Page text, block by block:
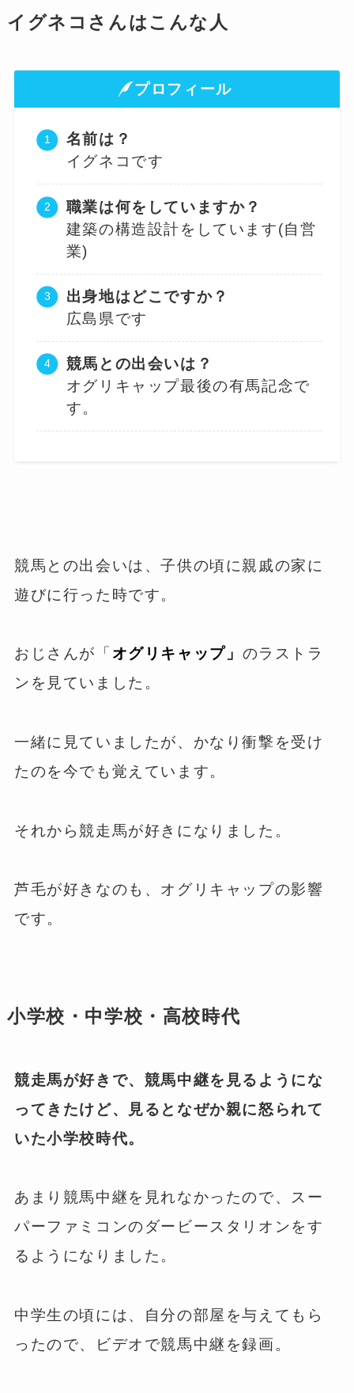
イグネコさんはこんな人
プロフィール
名前は？
イグネコです
職業は何をしていますか？
建築の構造設計をしています(自営
業)
出身地はどこですか？
広島県です
競馬との出会いは？
オグリキャップ最後の有馬記念で
す。
競馬との出会いは、子供の頃に親戚の家に
遊びに行った時です。
おじさんが「 オグリキャップ」 のラストラ
ンを見ていました。
一緒に見ていましたが、かなり衝撃を受け
たのを今でも覚えています。
それから競走馬が好きになりました。
芦毛が好きなのも、オグリキャップの影響
です。
小学校・中学校・高校時代
競走馬が好きで、競馬中継を見るようにな
ってきたけど、見るとなぜか親に怒られて
いた小学校時代。
あまり競馬中継を見れなかったので、スー
パーファミコンのダービースタリオンをす
るようになりました。
中学生の頃には、自分の部屋を与えてもら
ったので、ビデオで競馬中継を録画。